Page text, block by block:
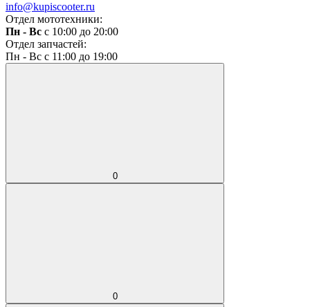
info@kupiscooter.ru
Отдел мототехники:
Пн - Вс с 10:00 до 20:00
Отдел запчастей:
Пн - Вс с 11:00 до 19:00
0
0